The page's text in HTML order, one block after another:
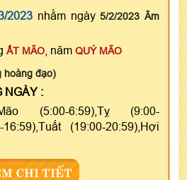
2023 nhằm ngày5/2/2023 Âm
ẤT MÃO , năm QUÝ MÃO
hoàng đạo)
NGÀY :
(5:00-6:59),Tỵ (9:00-
(19:00-20:59),Hợi
CHI TIẾT